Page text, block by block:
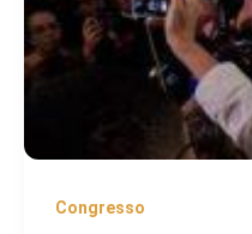
Congresso